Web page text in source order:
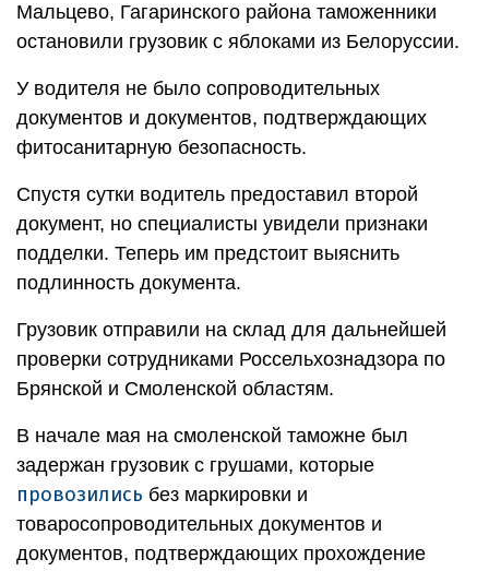
Мальцево, Гагаринского района таможенники
остановили грузовик с яблоками из Белоруссии.
У водителя не было сопроводительных
документов и документов, подтверждающих
фитосанитарную безопасность.
Спустя сутки водитель предоставил второй
документ, но специалисты увидели признаки
подделки. Теперь им предстоит выяснить
подлинность документа.
Грузовик отправили на склад для дальнейшей
проверки сотрудниками Россельхознадзора по
Брянской и Смоленской областям.
В начале мая на смоленской таможне был
задержан грузовик с грушами, которые
провозились без маркировки и
товаросопроводительных документов и
документов, подтверждающих прохождение